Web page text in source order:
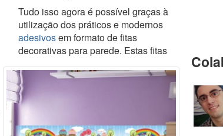
Tudo isso agora é possível graças à
utilização dos práticos e modernos
adesivosem formato de fitas
decorativas para parede. Estas fitas